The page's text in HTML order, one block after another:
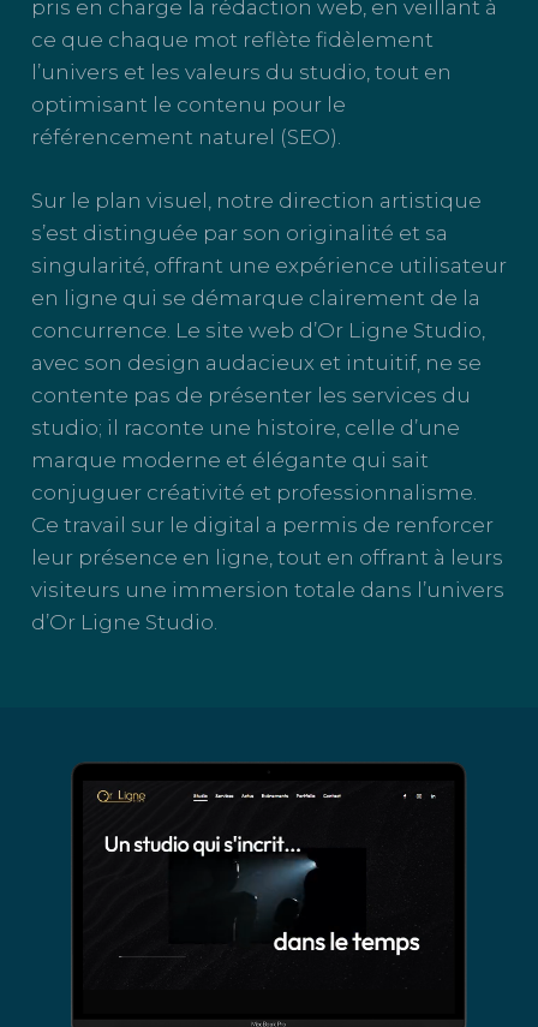
pris en charge la rédaction web, en veillant à
ce que chaque mot reflète fidèlement
l’univers et les valeurs du studio, tout en
optimisant le contenu pour le
référencement naturel (SEO).
Sur le plan visuel, notre direction artistique
s’est distinguée par son originalité et sa
singularité, offrant une expérience utilisateur
en ligne qui se démarque clairement de la
concurrence. Le site web d’Or Ligne Studio,
avec son design audacieux et intuitif, ne se
contente pas de présenter les services du
studio; il raconte une histoire, celle d’une
marque moderne et élégante qui sait
conjuguer créativité et professionnalisme.
Ce travail sur le digital a permis de renforcer
leur présence en ligne, tout en offrant à leurs
visiteurs une immersion totale dans l’univers
d’Or Ligne Studio.